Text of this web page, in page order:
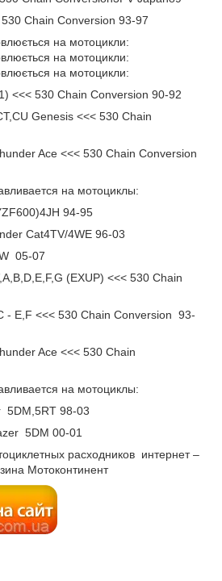
Chain Conversion 93-97
на мотоцикли:
на мотоцикли:
на мотоцикли:
<<< 530 Chain Conversion 90-92
Genesis <<< 530 Chain
Ace <<< 530 Chain Conversion
на мотоциклы:
94-95
Cat4TV/4WE 96-03
05-07
(EXUP) <<< 530 Chain
- E,F <<< 530 Chain Conversion 93-
Ace <<< 530 Chain
на мотоциклы:
5DM,5RT 98-03
5DM 00-01
расходников интернет –
Мотоконтинент